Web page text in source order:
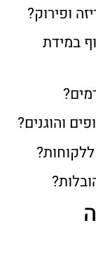
ופירוק?
במידת
והוגנים?